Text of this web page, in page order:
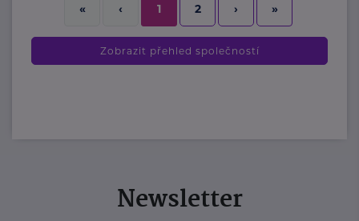
« ‹ 1 2 › »
Zobrazit přehled společností
Newsletter